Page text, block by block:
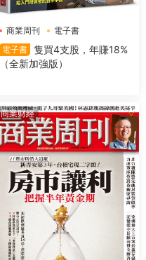
商業周刊
電子書
電子書 隻買4支股，年賺18%
（全新加強版）
商業财經